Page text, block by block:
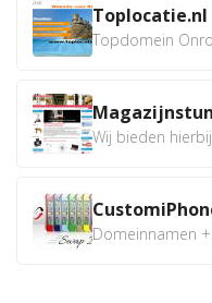
Toplocatie.nl